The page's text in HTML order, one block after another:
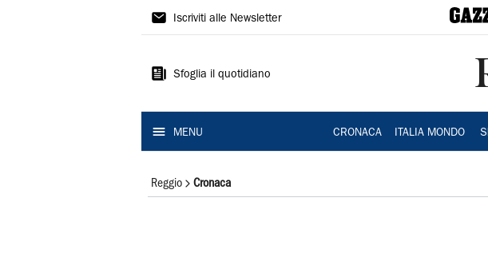
Gazzetta
Reggio
Iscriviti alle Newsletter
Sfoglia il quotidiano
MENU CRONACA ITALIA MONDO
Reggio Cronaca